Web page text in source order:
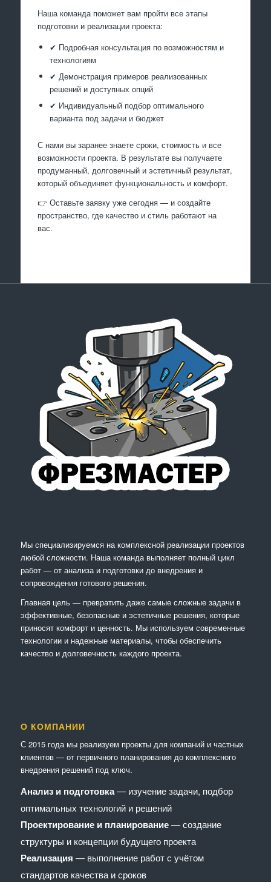
Наша команда поможет вам пройти все этапы
подготовки и реализации проекта:
✔ Подробная консультация по возможностям и
технологиям
✔ Демонстрация примеров реализованных
решений и доступных опций
✔ Индивидуальный подбор оптимального
варианта под задачи и бюджет
С нами вы заранее знаете сроки, стоимость и все
возможности проекта. В результате вы получаете
продуманный, долговечный и эстетичный результат,
который объединяет функциональность и комфорт.
👉 Оставьте заявку уже сегодня — и создайте
пространство, где качество и стиль работают на
вас.
Мы специализируемся на комплексной реализации проектов
любой сложности. Наша команда выполняет полный цикл
работ — от анализа и подготовки до внедрения и
сопровождения готового решения.
Главная цель — превратить даже самые сложные задачи в
эффективные, безопасные и эстетичные решения, которые
приносят комфорт и ценность. Мы используем современные
технологии и надежные материалы, чтобы обеспечить
качество и долговечность каждого проекта.
О КОМПАНИИ
С 2015 года мы реализуем проекты для компаний и частных
клиентов — от первичного планирования до комплексного
внедрения решений под ключ.
Анализ и подготовка— изучение задачи, подбор
оптимальных технологий и решений
Проектирование и планирование— создание
структуры и концепции будущего проекта
Реализация — выполнение работ с учётом
стандартов качества и сроков